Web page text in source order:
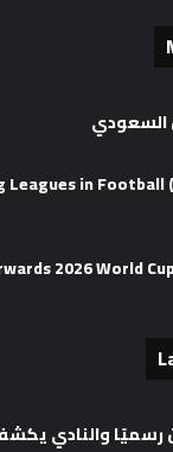
السعودي
Leagues in
2026 World
رسميًا والنادي